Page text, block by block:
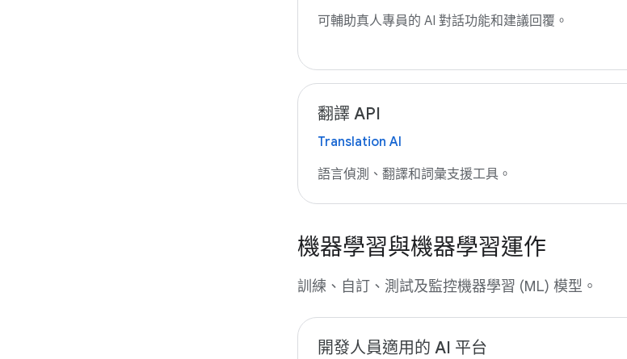
可輔助真人專員的 AI 對話功能和建議回覆。
翻譯 API
Translation AI
語言偵測、翻譯和詞彙支援工具。
機器學習與機器學習運作
訓練、自訂、測試及監控機器學習 (ML) 模型。
開發人員適用的 AI 平台